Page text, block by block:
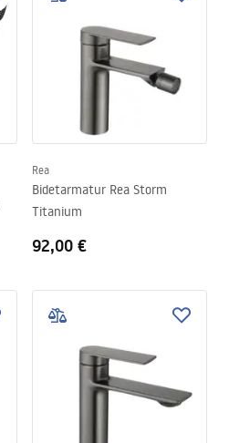
Rea
Bidetarmatur Rea Storm
Titanium
92,00 €